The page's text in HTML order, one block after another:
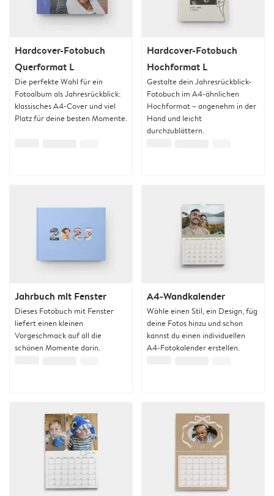
Hardcover-Fotobuch
Querformat L
Die perfekte Wahl für ein
Fotoalbum als Jahresrückblick:
klassisches A4-Cover und viel
Platz für deine besten Momente.
Hardcover-Fotobuch
Hochformat L
Gestalte dein Jahresrückblick-
Fotobuch im A4-ähnlichen
Hochformat – angenehm in der
Hand und leicht
durchzublättern.
Jahrbuch mit Fenster
Dieses Fotobuch mit Fenster
liefert einen kleinen
Vorgeschmack auf all die
schönen Momente darin.
A4-Wandkalender
Wähle einen Stil, ein Design, füg
deine Fotos hinzu und schon
kannst du einen individuellen
A4-Fotokalender erstellen.